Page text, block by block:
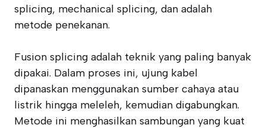
splicing, mechanical splicing, dan adalah
metode penekanan.
Fusion splicing adalah teknik yang paling banyak
dipakai. Dalam proses ini, ujung kabel
dipanaskan menggunakan sumber cahaya atau
listrik hingga meleleh, kemudian digabungkan.
Metode ini menghasilkan sambungan yang kuat